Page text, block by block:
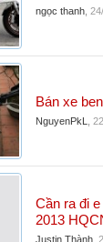
ngọc thanh
Bán xe
NguyenPkL
Cần ra đi
2013
Justin Thành